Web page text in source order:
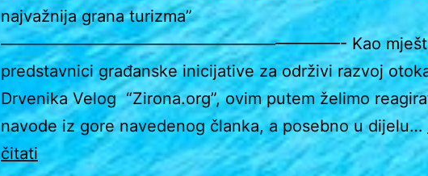
najvažnija grana turizma”
—————————————————————- Kao
predstavnici građanske inicijative za održivi razvoj
Drvenika Velog “Zirona.org”, ovim putem želimo
navode iz gore navedenog članka, a posebno u dijelu…
čitatiTjeraju